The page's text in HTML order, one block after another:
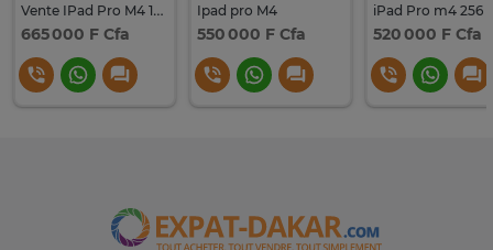
Vente IPad Pro M4 13 Pouce
665 000 F Cfa
Ipad pro M4
550 000 F Cfa
iPad Pro m4 256
520 000 F Cfa